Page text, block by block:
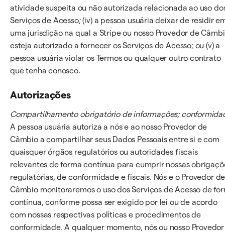
atividade suspeita ou não autorizada relacionada ao uso
Serviços de Acesso; (iv) a pessoa usuária deixar de residir
uma jurisdição na qual a Stripe ou nosso Provedor de
esteja autorizado a fornecer os Serviços de Acesso; ou (v) a
pessoa usuária violar os Termos ou qualquer outro contrato
que tenha conosco.
Autorizações
Compartilhamento obrigatório de informações;
A pessoa usuária autoriza a nós e ao nosso Provedor de
Câmbio a compartilhar seus Dados Pessoais entre si e com
quaisquer órgãos regulatórios ou autoridades fiscais
relevantes de forma contínua para cumprir nossas
regulatórias, de conformidade e fiscais. Nós e o Provedor de
Câmbio monitoraremos o uso dos Serviços de Acesso de
contínua, conforme possa ser exigido por lei ou de acordo
com nossas respectivas políticas e procedimentos de
conformidade. A qualquer momento, nós ou nosso Provedor